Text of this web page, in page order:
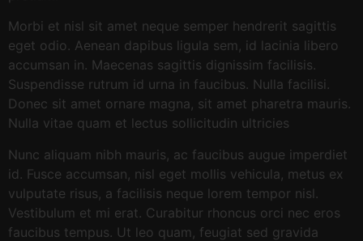
Morbi et nisl sit amet neque semper hendrerit sagittis
eget odio. Aenean dapibus ligula sem, id lacinia libero
accumsan in. Maecenas sagittis dignissim facilisis.
Suspendisse rutrum id urna in faucibus. Nulla facilisi.
Donec sit amet ornare magna, sit amet pharetra mauris.
Nulla vitae quam et lectus sollicitudin ultricies
Nunc aliquam nibh mauris, ac faucibus augue imperdiet
id. Fusce accumsan, nisl eget mollis vehicula, metus ex
vulputate risus, a facilisis neque lorem tempor nisl.
Vestibulum et mi erat. Curabitur rhoncus orci nec eros
faucibus tempus. Ut leo quam, feugiat sed gravida